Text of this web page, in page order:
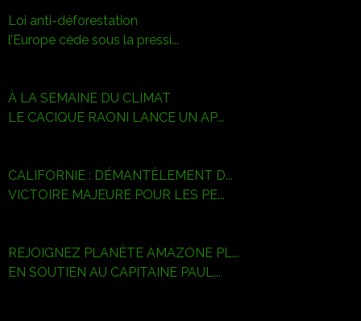
Loi anti-déforestation
l’Europe cède sous la pressi...
À LA SEMAINE DU CLIMAT
LE CACIQUE RAONI LANCE UN AP...
CALIFORNIE : DÉMANTÈLEMENT D...
VICTOIRE MAJEURE POUR LES PE...
REJOIGNEZ PLANÈTE AMAZONE PL...
EN SOUTIEN AU CAPITAINE PAUL...